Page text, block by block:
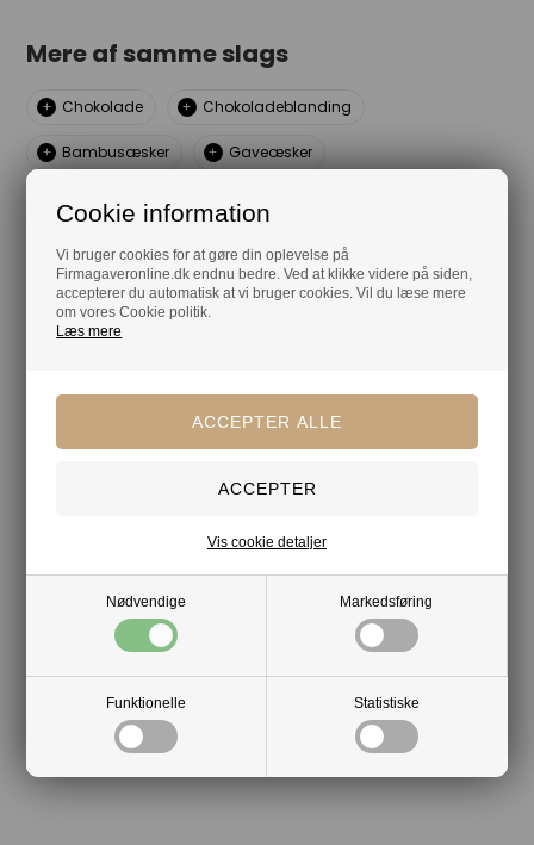
Cookie information
Vi bruger cookies for at gøre din oplevelse på
Firmagaveronline.dk endnu bedre. Ved at klikke videre på siden,
accepterer du automatisk at vi bruger cookies. Vil du læse mere
om vores Cookie politik.
Læs mere
Nødvendige Markedsføring
Funktionelle Statistiske
Vis cookie detaljer
Mere af samme slags
Chokolade Chokoladeblanding
Bambusæsker Gaveæsker
Lagerførende
Gratis kort med hilsen og firmalogo